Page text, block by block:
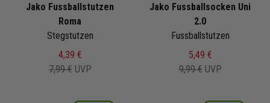
Jako Fussballstutzen
Roma
Stegstutzen
4,39 €
7,99 € UVP
Jako Fussballsocken Uni
2.0
Fussballstutzen
5,49 €
9,99 € UVP